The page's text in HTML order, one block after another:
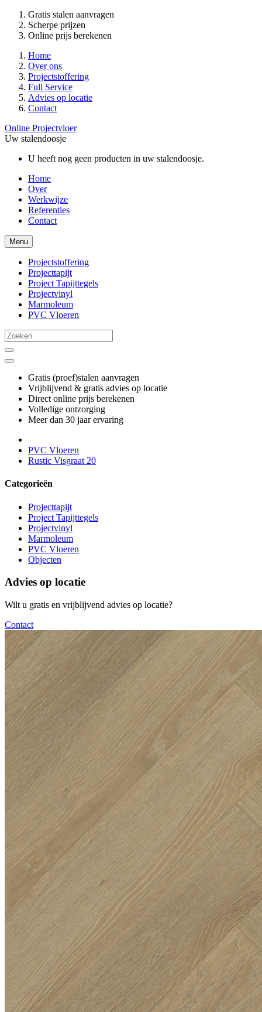
Gratis stalen aanvragen
Scherpe prijzen
Online prijs berekenen
Home
Over ons
Projectstoffering
Full Service
Advies op locatie
Contact
Online Projectvloer
Uw stalendoosje
U heeft nog geen producten in uw stalendoosje.
Home
Over
Werkwijze
Referenties
Contact
Menu
Projectstoffering
Projecttapijt
Project Tapijttegels
Projectvinyl
Marmoleum
PVC Vloeren
Gratis (proef)stalen aanvragen
Vrijblijvend & gratis advies op locatie
Direct online prijs berekenen
Volledige ontzorging
Meer dan 30 jaar ervaring
PVC Vloeren
Rustic Visgraat 20
Categorieën
Projecttapijt
Project Tapijttegels
Projectvinyl
Marmoleum
PVC Vloeren
Objecten
Advies op locatie
Wilt u gratis en vrijblijvend advies op locatie?
Contact